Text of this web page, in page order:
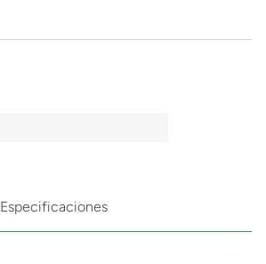
Especificaciones